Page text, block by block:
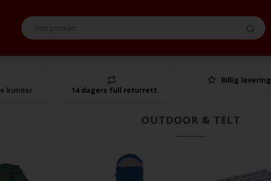
I alt
kunder
14 dagers full returrett
Billig levering
OUTDOOR & TELT